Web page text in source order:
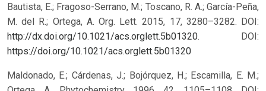
Bautista, E.; Fragoso-Serrano, M.; Toscano, R. A.; García-Peña,
M. del R.; Ortega, A. Org. Lett. 2015, 17, 3280–3282. DOI:
http://dx.doi.org/10.1021/acs.orglett.5b01320. DOI:
https://doi.org/10.1021/acs.orglett.5b01320
Maldonado, E.; Cárdenas, J.; Bojórquez, H.; Escamilla, E. M.;